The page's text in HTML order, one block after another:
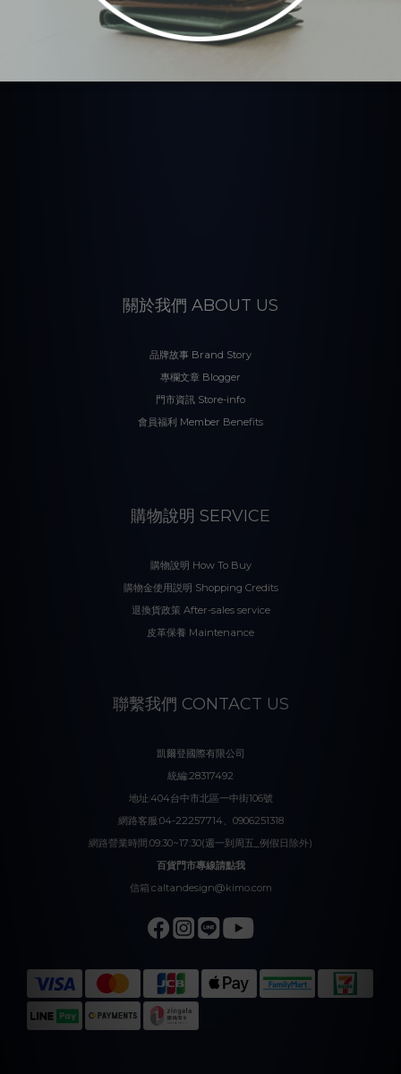
關於我們 ABOUT US
品牌故事 Brand Story
專欄文章 Blogger
門市資訊 Store-info
會員福利 Member Benefits
購物說明 SERVICE
購物說明 How To Buy
購物金使用説明 Shopping Credits
退換貨政策 After-sales service
皮革保養 Maintenance
聯繫我們 CONTACT US
凱爾登國際有限公司
統編:28317492
地址:404台中市北區一中街106號
網路客服:04-22257714、0906251318
網路營業時間:09:30~17:30(週一到周五_例假日除外)
百貨門市專線請點我
信箱:caltandesign@kimo.com